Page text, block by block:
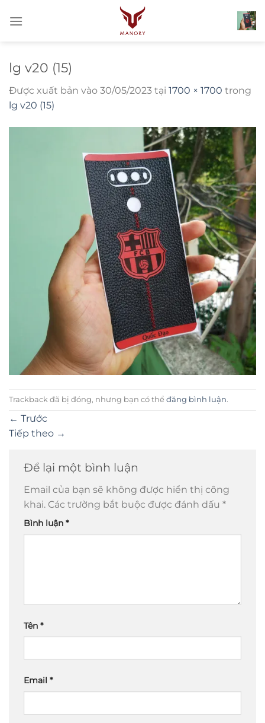
qua
lg v20 (15)
Được xuất bản vào 30/05/2023 tại 1700 × 1700 trong
lg v20 (15)
Trackback đã bị đóng, nhưng bạn có thể đăng bình luận.
← Trước
Tiếp theo →
Để lại một bình luận
Email của bạn sẽ không được hiển thị công
khai. Các trường bắt buộc được đánh dấu *
Bình luận *
Tên *
Email *